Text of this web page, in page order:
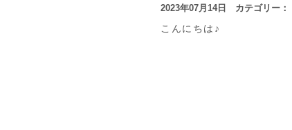
2023年07月14日 カテゴリー：
こんにちは♪